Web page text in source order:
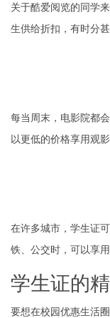
关于酷爱阅览的同学
生供给折扣，有时分
每当周末，电影院都
以更低的价格享用观影
在许多城市，学生证
铁、公交时，可以享用
学生证的
要想在校园优惠生活